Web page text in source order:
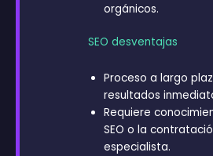
orgánicos.
SEO desventajas
Proceso a largo
resultados
Requiere
SEO o la
especialista.